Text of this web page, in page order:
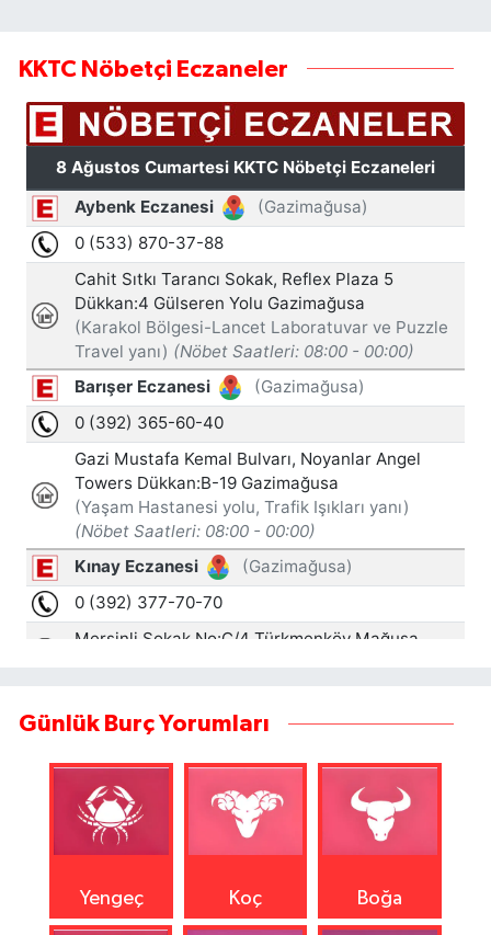
KKTC Nöbetçi Eczaneler
Günlük Burç Yorumları
Yengeç Koç Boğa